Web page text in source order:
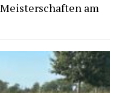
am